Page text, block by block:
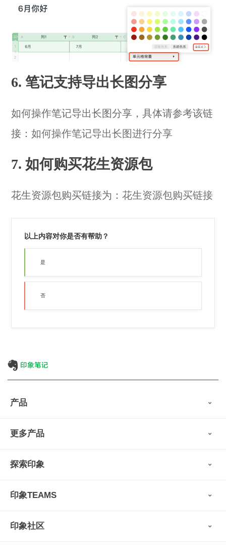
6. 笔记支持导出长图分享
如何操作笔记导出长图分享，具体请参考该链
接：如何操作笔记导出长图进行分享
7. 如何购买花生资源包
花生资源包购买链接为：花生资源包购买链接
以上内容对你是否有帮助？
是
否
产品
会员权益
印象笔记·剪藏
更多产品
印象图记
墨笔
扫描宝
收藏家
探索印象
用户故事
视频教程
帮助支持
印象TEAMS
申请试用
印象社区